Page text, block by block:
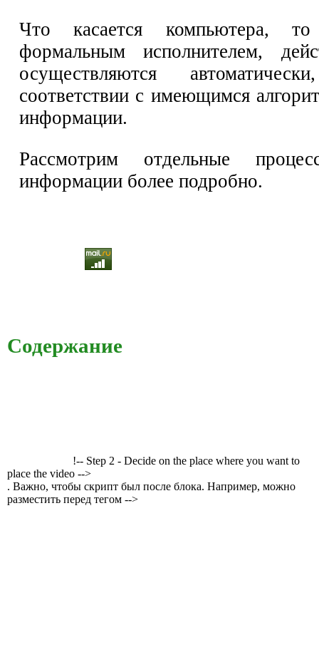
Что касается компьютера,
формальным исполнителем,
осуществляются
соответствии с имеющимся
информации.
Рассмотрим отдельные
информации более подробно.
Содержание
!-- Step 2 - Decide on the place where you want to
place the video -->
. Важно, чтобы скрипт был после блока. Например, можно
разместить перед тегом -->